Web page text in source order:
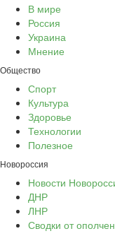
В мире
Россия
Украина
Мнение
Общество
Спорт
Культура
Здоровье
Технологии
Полезное
Новороссия
Новости
ДНР
ЛНР
Сводки от